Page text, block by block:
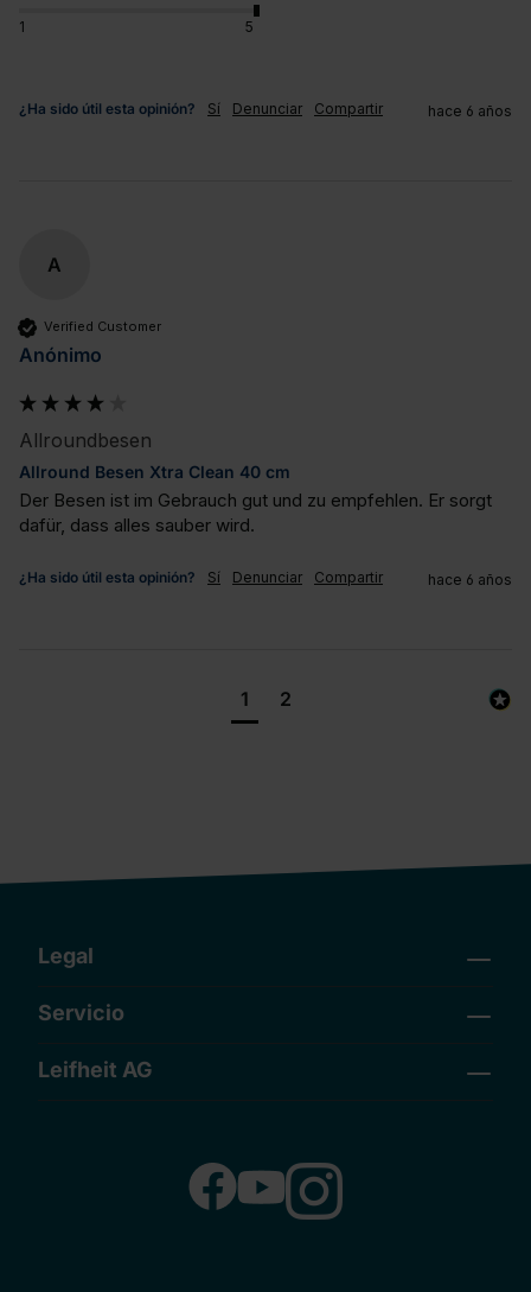
1 5
¿Ha sido útil esta opinión? Sí Denunciar Compartir hace 6 años
A
Verified Customer
Anónimo
Allroundbesen
Allround Besen Xtra Clean 40 cm
Der Besen ist im Gebrauch gut und zu empfehlen. Er sorgt
dafür, dass alles sauber wird.
¿Ha sido útil esta opinión? Sí Denunciar Compartir hace 6 años
1 2
Legal
Servicio
Leifheit AG